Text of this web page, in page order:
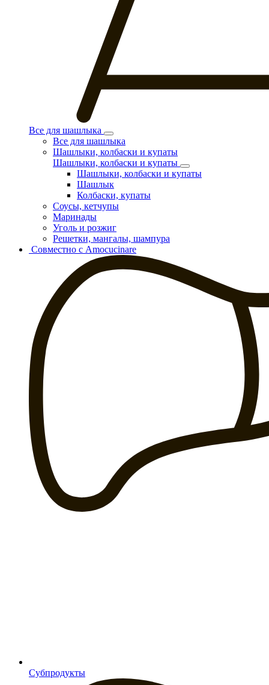
Все для шашлыка
Все для шашлыка
Шашлыки, колбаски и купаты
Шашлыки, колбаски и купаты
Шашлыки, колбаски и купаты
Шашлык
Колбаски, купаты
Соусы, кетчупы
Маринады
Уголь и розжиг
Решетки, мангалы, шампура
Совместно с Amocucinare
Субпродукты